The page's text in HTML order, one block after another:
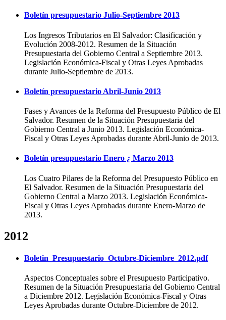
Boletín presupuestario Julio-Septiembre 2013
Los Ingresos Tributarios en El Salvador: Clasificación y
Evolución 2008-2012. Resumen de la Situación
Presupuestaria del Gobierno Central a Septiembre 2013.
Legislación Económica-Fiscal y Otras Leyes Aprobadas
durante Julio-Septiembre de 2013.
Boletín presupuestario Abril-Junio 2013
Fases y Avances de la Reforma del Presupuesto Público de El
Salvador. Resumen de la Situación Presupuestaria del
Gobierno Central a Junio 2013. Legislación Económica-
Fiscal y Otras Leyes Aprobadas durante Abril-Junio de 2013.
Boletín presupuestario Enero ¿ Marzo 2013
Los Cuatro Pilares de la Reforma del Presupuesto Público en
El Salvador. Resumen de la Situación Presupuestaria del
Gobierno Central a Marzo 2013. Legislación Económica-
Fiscal y Otras Leyes Aprobadas durante Enero-Marzo de
2013.
2012
Boletin_Presupuestario_Octubre-Diciembre_2012.pdf
Aspectos Conceptuales sobre el Presupuesto Participativo.
Resumen de la Situación Presupuestaria del Gobierno Central
a Diciembre 2012. Legislación Económica-Fiscal y Otras
Leyes Aprobadas durante Octubre-Diciembre de 2012.